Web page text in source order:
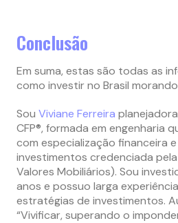
Conclusão
Em suma, estas são todas as
como investir no Brasil
Sou Viviane Ferreira
CFP®, formada em engenharia
com especialização financeira
investimentos credenciada
Valores Mobiliários). Sou
anos e possuo larga
estratégias de investimentos.
“Vivificar, superando o